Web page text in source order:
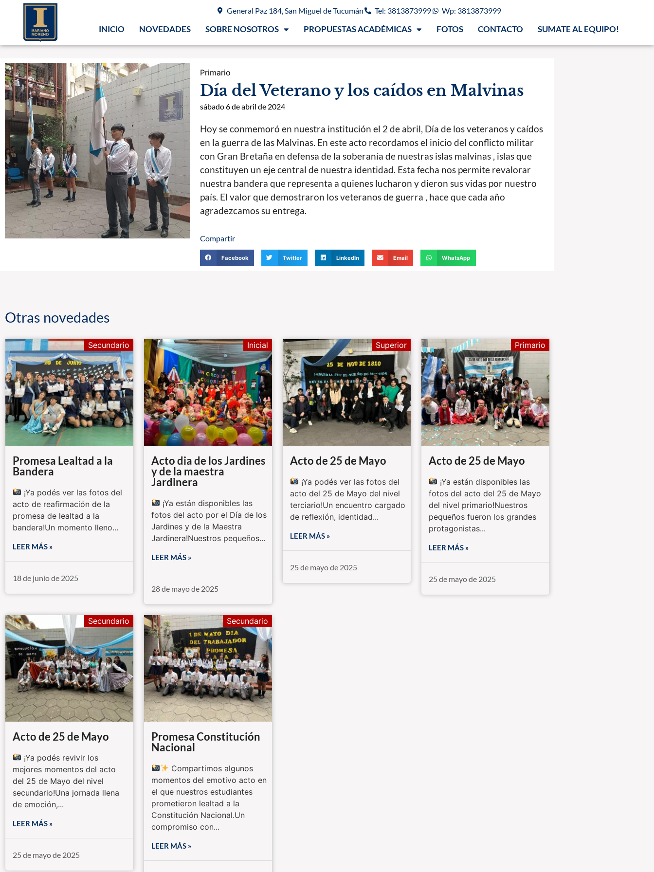
General Paz 184, San Miguel de Tucumán Tel: 3813873999 Wp: 3813873999
INICIO NOVEDADES SOBRE NOSOTROS PROPUESTAS ACADÉMICAS FOTOS CONTACTO SUMATE AL EQUIPO!
Primario
Día del Veterano y los caídos en Malvinas
sábado 6 de abril de 2024
Hoy se conmemoró en nuestra institución el 2 de abril, Día de los veteranos y caídos
en la guerra de las Malvinas. En este acto recordamos el inicio del conflicto militar
con Gran Bretaña en defensa de la soberanía de nuestras islas malvinas , islas que
constituyen un eje central de nuestra identidad. Esta fecha nos permite revalorar
nuestra bandera que representa a quienes lucharon y dieron sus vidas por nuestro
país. El valor que demostraron los veteranos de guerra , hace que cada año
agradezcamos su entrega.
Compartir
Facebook Twitter LinkedIn Email WhatsApp
Otras novedades
Promesa Lealtad a la
Bandera
¡Ya podés ver las fotos del
acto de reafirmación de la
promesa de lealtad a la
bandera!Un momento lleno...
LEER MÁS »
Secundario
18 de junio de 2025
Acto dia de los Jardines
y de la maestra
Jardinera
¡Ya están disponibles las
fotos del acto por el Día de los
Jardines y de la Maestra
Jardinera!Nuestros pequeños...
LEER MÁS »
Inicial
28 de mayo de 2025
Acto de 25 de Mayo
¡Ya podés ver las fotos del
acto del 25 de Mayo del nivel
terciario!Un encuentro cargado
de reflexión, identidad...
LEER MÁS »
Superior
25 de mayo de 2025
Acto de 25 de Mayo
¡Ya están disponibles las
fotos del acto del 25 de Mayo
del nivel primario!Nuestros
pequeños fueron los grandes
protagonistas...
LEER MÁS »
Primario
25 de mayo de 2025
Acto de 25 de Mayo
¡Ya podés revivir los
mejores momentos del acto
del 25 de Mayo del nivel
secundario!Una jornada llena
de emoción,...
LEER MÁS »
Secundario
25 de mayo de 2025
Promesa Constitución
Nacional
Compartimos algunos
momentos del emotivo acto en
el que nuestros estudiantes
prometieron lealtad a la
Constitución Nacional.Un
compromiso con...
LEER MÁS »
Secundario